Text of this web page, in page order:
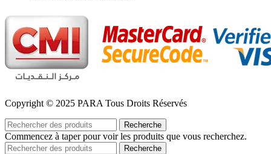
Copyright © 2025 PARA Tous Droits Réservés
Recherche
Commencez à taper pour voir les produits que vous recherchez.
Recherche